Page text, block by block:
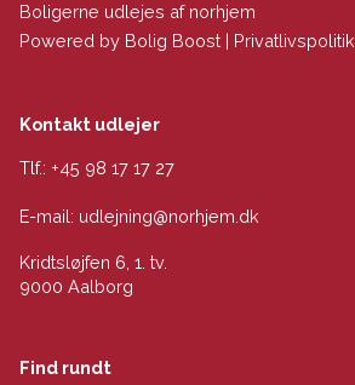
Boligerne udlejes af norhjem
Powered by Bolig Boost | Privatlivspolitik
Kontakt udlejer
Tlf.: +45 98 17 17 27
E-mail: udlejning@norhjem.dk
Kridtsløjfen 6, 1. tv.
9000 Aalborg
Find rundt